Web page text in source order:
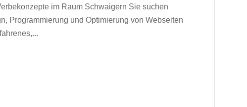
im Raum Schwaigern Sie suchen
Programmierung und Optimierung von Webseiten